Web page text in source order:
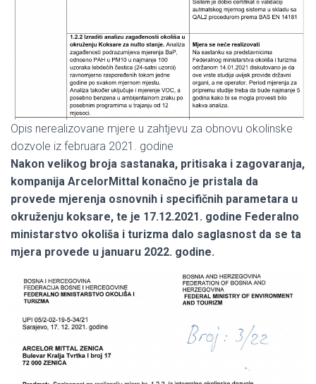
Opis nerealizovane mjere u zahtjevu za obnovu okolinske
dozvole iz februara 2021. godine
Nakon velikog broja sastanaka, pritisaka i zagovaranja,
kompanija ArcelorMittal konačno je pristala da
provede mjerenja osnovnih i specifičnih parametara u
okruženju koksare, te je 17.12.2021. godine Federalno
ministarstvo okoliša i turizma dalo saglasnost da se ta
mjera provede u januaru 2022. godine.